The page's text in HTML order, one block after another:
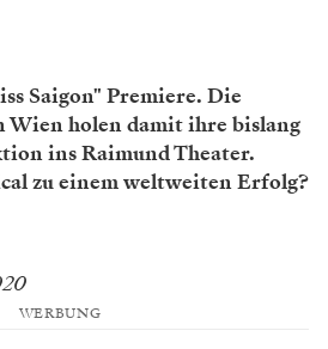
Saigon" Premiere. Die
Wien holen damit ihre bislang
ins Raimund Theater.
zu einem weltweiten Erfolg?
WERBUNG